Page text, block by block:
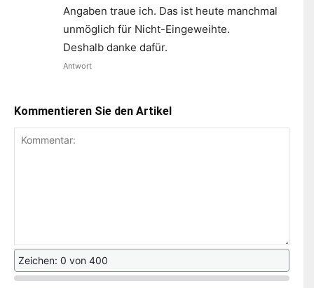
Angaben traue ich. Das ist heute manchmal
unmöglich für Nicht-Eingeweihte.
Deshalb danke dafür.
Antwort
Kommentieren Sie den Artikel
Zeichen: 0 von 400